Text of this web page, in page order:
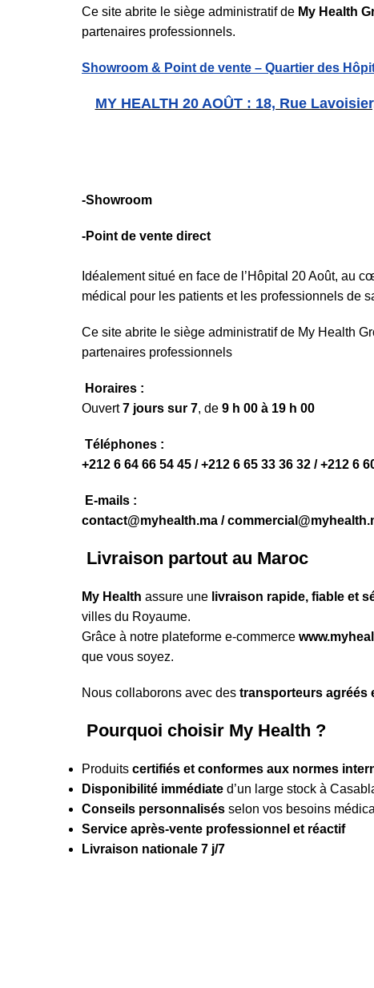
Ce site abrite le siège administratif de My Health
partenaires professionnels.
Showroom & Point de vente – Quartier des
MY HEALTH 20 AOÛT : 18, Rue
-Showroom
-Point de vente direct
Idéalement situé en face de l’Hôpital 20 Août, au
médical pour les patients et les professionnels de
Ce site abrite le siège administratif de My Health
partenaires professionnels
Horaires :
Ouvert7 jours sur 7, de 9 h 00 à 19 h 00
Téléphones :
+212 6 64 66 54 45 / +212 6 65 33 36 32 / +212 6
E-mails :
contact@myhealth.ma /
Livraison partout au Maroc
My Health assure une livraison rapide, fiable et
villes du Royaume.
Grâce à notre plateforme e-commerce
que vous soyez.
Nous collaborons avec des transporteurs agréés
Pourquoi choisir My Health ?
Produits certifiés et conformes aux normes
Disponibilité immédiate d’un large stock à
Conseils personnalisés selon vos besoins
Service après-vente professionnel et réactif
Livraison nationale 7 j/7